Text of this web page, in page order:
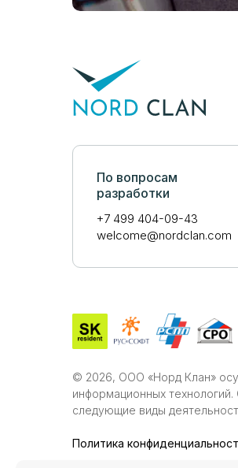
По вопросам
разработки
+7 499 404-09-43
welcome@nordclan.com
© 2026, ООО «Норд Клан»
информационных
следующие виды
Политика